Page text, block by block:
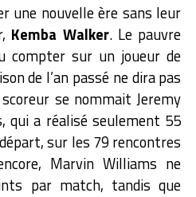
une nouvelle ère sans leur
Kemba Walker. Le pauvre
compter sur un joueur de
de l’an passé ne dira pas
se nommait Jeremy
qui a réalisé seulement 55
sur les 79 rencontres
Marvin Williams ne
par match, tandis que